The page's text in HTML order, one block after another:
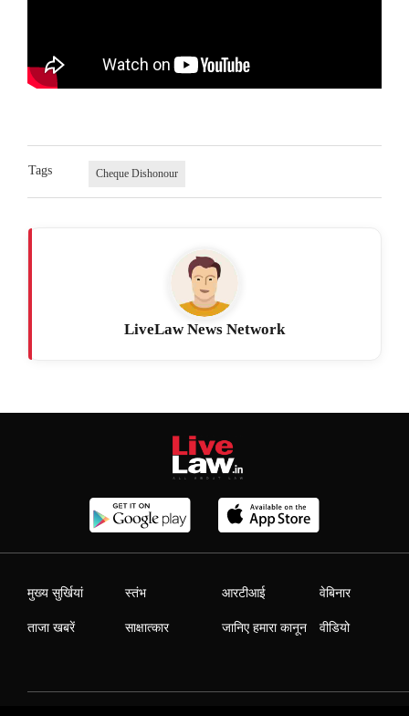
Tags Cheque Dishonour
LiveLaw News Network
मुख्य सुर्खियां
ताजा खबरें
स्तंभ
साक्षात्कार
आरटीआई
जानिए हमारा कानून
वेबिनार
वीडियो